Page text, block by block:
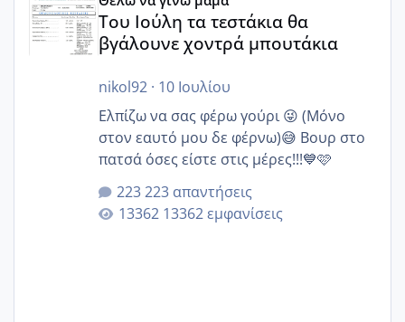
Του Ιούλη τα τεστάκια θα
βγάλουνε χοντρά μπουτάκια
nikol92· 10 Ιουλίου
Ελπίζω να σας φέρω γούρι 😜 (Μόνο
στον εαυτό μου δε φέρνω)😅 Βουρ στο
πατσά όσες είστε στις μέρες!!!💙🩷
223 απαντήσεις
13362 εμφανίσεις